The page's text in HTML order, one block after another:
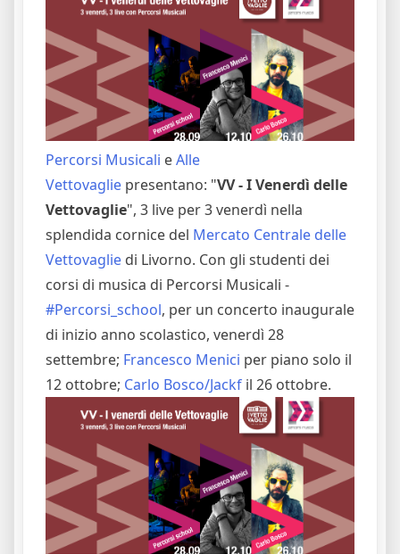
Percorsi Musicali eAlle
Vettovaglie presentano: "VV - I Venerdì delle
Vettovaglie", 3 live per 3 venerdì nella
splendida cornice del Mercato Centrale delle
Vettovaglie di Livorno. Con gli studenti dei
corsi di musica di Percorsi Musicali -
#Percorsi_school, per un concerto inaugurale
di inizio anno scolastico, venerdì 28
settembre; Francesco Menici per piano solo il
12 ottobre; Carlo Bosco/Jackf il 26 ottobre.